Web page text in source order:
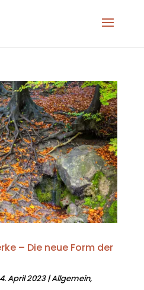
– Die neue Form der
April 2023|Allgemein,